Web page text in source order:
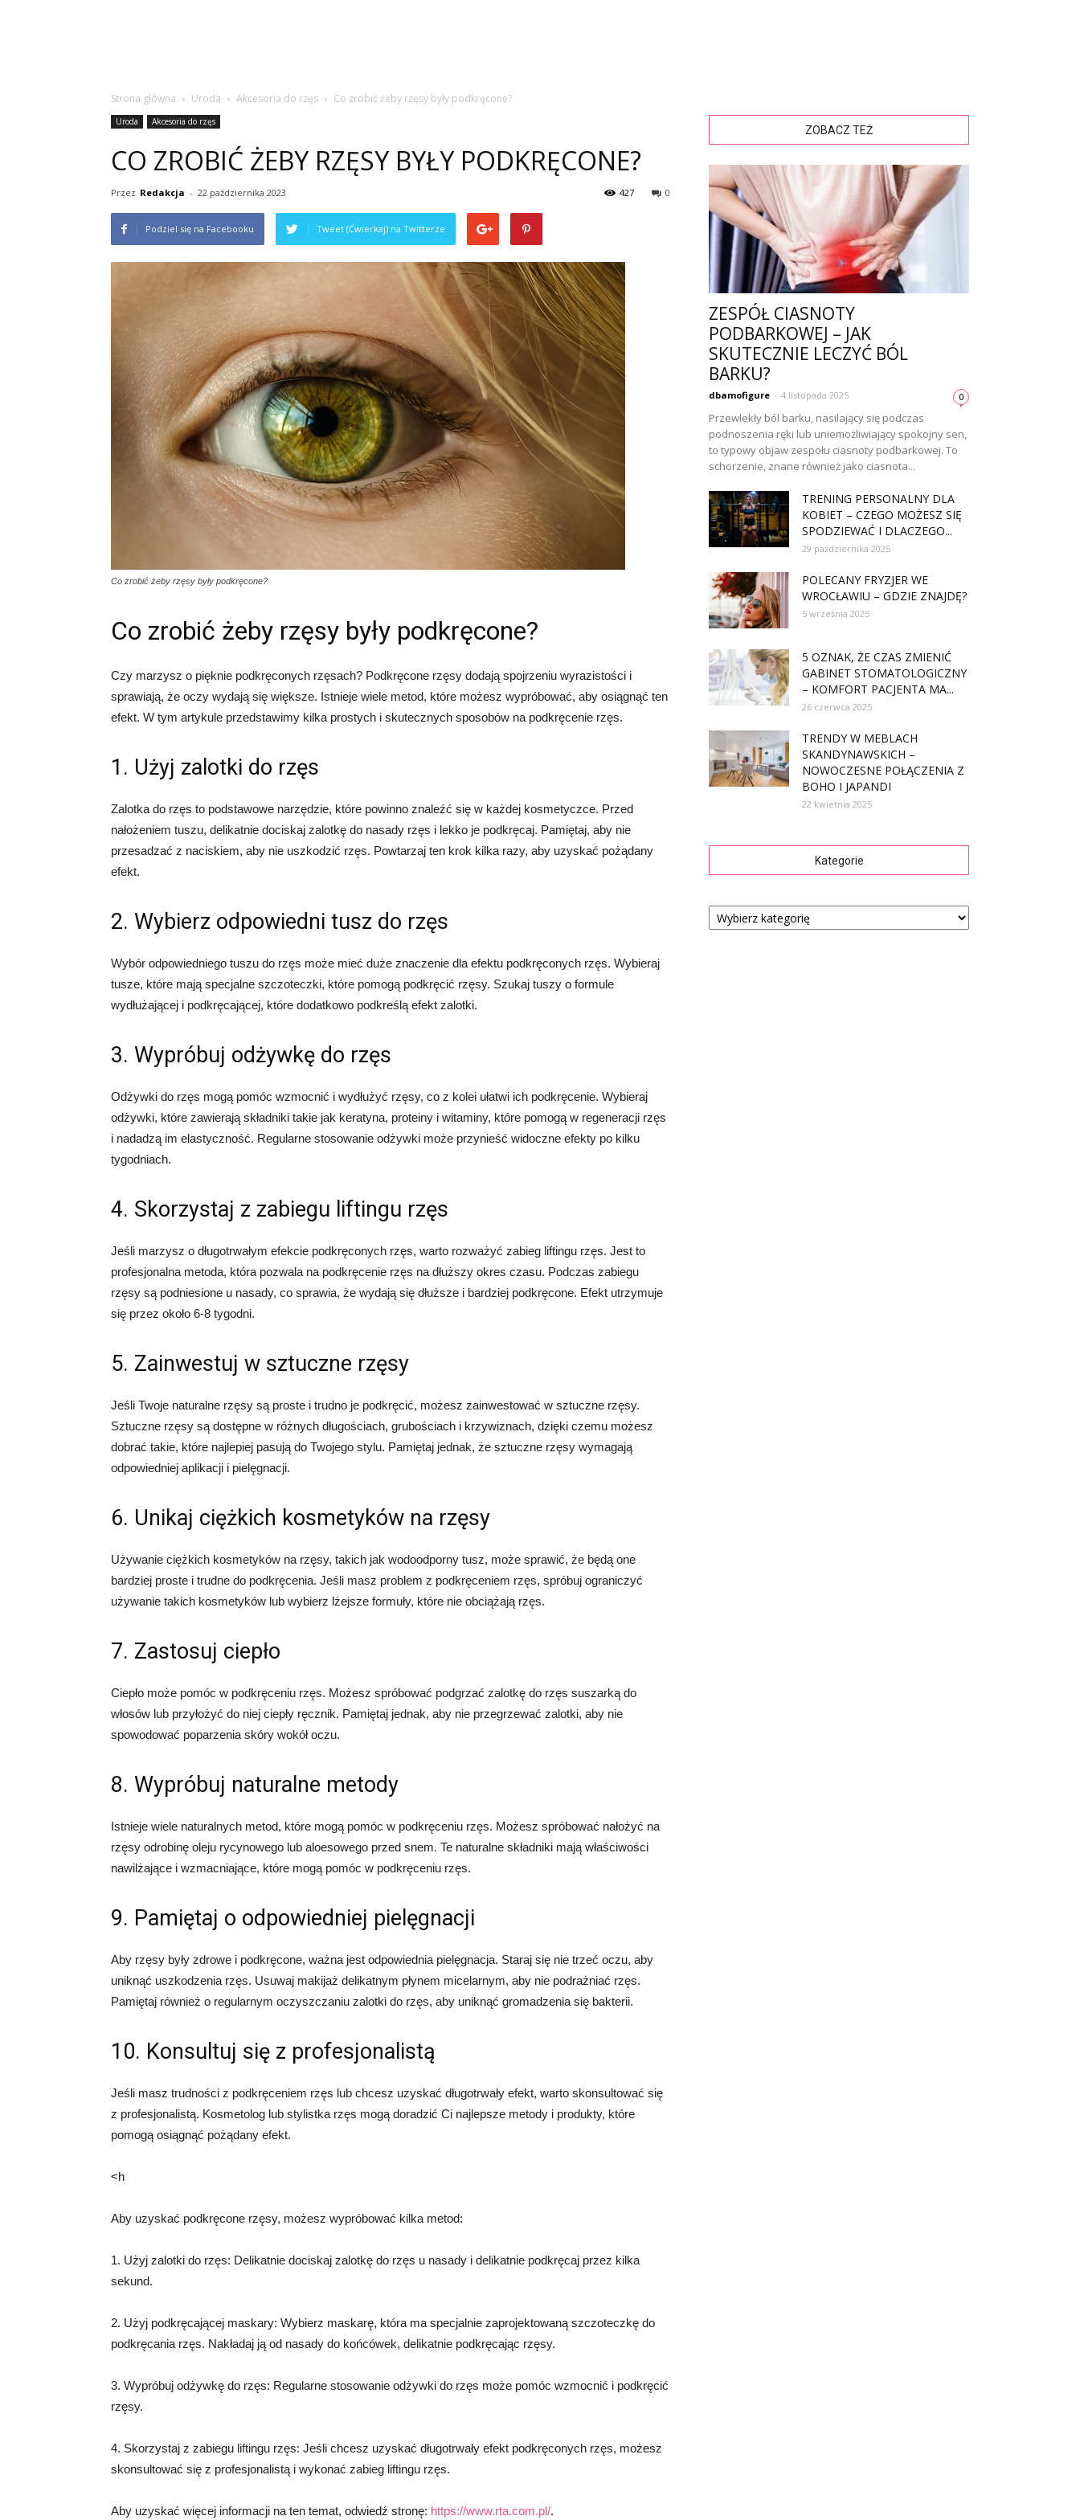
Strona główna Uroda Akcesoria do rzęs Co zrobić żeby rzęsy były podkręcone?
Uroda Akcesoria do rzęs
CO ZROBIĆ ŻEBY RZĘSY BYŁY PODKRĘCONE?
Przez Redakcja - 22 października 2023 0
427
Podziel się na Facebooku Tweet (Ćwierkaj) na Twitterze
Co zrobić żeby rzęsy były podkręcone?
Co zrobić żeby rzęsy były podkręcone?
Czy marzysz o pięknie podkręconych rzęsach? Podkręcone rzęsy dodają spojrzeniu wyrazistości i
sprawiają, że oczy wydają się większe. Istnieje wiele metod, które możesz wypróbować, aby osiągnąć ten
efekt. W tym artykule przedstawimy kilka prostych i skutecznych sposobów na podkręcenie rzęs.
1. Użyj zalotki do rzęs
Zalotka do rzęs to podstawowe narzędzie, które powinno znaleźć się w każdej kosmetyczce. Przed
nałożeniem tuszu, delikatnie dociskaj zalotkę do nasady rzęs i lekko je podkręcaj. Pamiętaj, aby nie
przesadzać z naciskiem, aby nie uszkodzić rzęs. Powtarzaj ten krok kilka razy, aby uzyskać pożądany
efekt.
2. Wybierz odpowiedni tusz do rzęs
Wybór odpowiedniego tuszu do rzęs może mieć duże znaczenie dla efektu podkręconych rzęs. Wybieraj
tusze, które mają specjalne szczoteczki, które pomogą podkręcić rzęsy. Szukaj tuszy o formule
wydłużającej i podkręcającej, które dodatkowo podkreślą efekt zalotki.
3. Wypróbuj odżywkę do rzęs
Odżywki do rzęs mogą pomóc wzmocnić i wydłużyć rzęsy, co z kolei ułatwi ich podkręcenie. Wybieraj
odżywki, które zawierają składniki takie jak keratyna, proteiny i witaminy, które pomogą w regeneracji rzęs
i nadadzą im elastyczność. Regularne stosowanie odżywki może przynieść widoczne efekty po kilku
tygodniach.
4. Skorzystaj z zabiegu liftingu rzęs
Jeśli marzysz o długotrwałym efekcie podkręconych rzęs, warto rozważyć zabieg liftingu rzęs. Jest to
profesjonalna metoda, która pozwala na podkręcenie rzęs na dłuższy okres czasu. Podczas zabiegu
rzęsy są podniesione u nasady, co sprawia, że wydają się dłuższe i bardziej podkręcone. Efekt utrzymuje
się przez około 6-8 tygodni.
5. Zainwestuj w sztuczne rzęsy
Jeśli Twoje naturalne rzęsy są proste i trudno je podkręcić, możesz zainwestować w sztuczne rzęsy.
Sztuczne rzęsy są dostępne w różnych długościach, grubościach i krzywiznach, dzięki czemu możesz
dobrać takie, które najlepiej pasują do Twojego stylu. Pamiętaj jednak, że sztuczne rzęsy wymagają
odpowiedniej aplikacji i pielęgnacji.
6. Unikaj ciężkich kosmetyków na rzęsy
Używanie ciężkich kosmetyków na rzęsy, takich jak wodoodporny tusz, może sprawić, że będą one
bardziej proste i trudne do podkręcenia. Jeśli masz problem z podkręceniem rzęs, spróbuj ograniczyć
używanie takich kosmetyków lub wybierz lżejsze formuły, które nie obciążają rzęs.
7. Zastosuj ciepło
Ciepło może pomóc w podkręceniu rzęs. Możesz spróbować podgrzać zalotkę do rzęs suszarką do
włosów lub przyłożyć do niej ciepły ręcznik. Pamiętaj jednak, aby nie przegrzewać zalotki, aby nie
spowodować poparzenia skóry wokół oczu.
8. Wypróbuj naturalne metody
Istnieje wiele naturalnych metod, które mogą pomóc w podkręceniu rzęs. Możesz spróbować nałożyć na
rzęsy odrobinę oleju rycynowego lub aloesowego przed snem. Te naturalne składniki mają właściwości
nawilżające i wzmacniające, które mogą pomóc w podkręceniu rzęs.
9. Pamiętaj o odpowiedniej pielęgnacji
Aby rzęsy były zdrowe i podkręcone, ważna jest odpowiednia pielęgnacja. Staraj się nie trzeć oczu, aby
uniknąć uszkodzenia rzęs. Usuwaj makijaż delikatnym płynem micelarnym, aby nie podrażniać rzęs.
Pamiętaj również o regularnym oczyszczaniu zalotki do rzęs, aby uniknąć gromadzenia się bakterii.
10. Konsultuj się z profesjonalistą
Jeśli masz trudności z podkręceniem rzęs lub chcesz uzyskać długotrwały efekt, warto skonsultować się
z profesjonalistą. Kosmetolog lub stylistka rzęs mogą doradzić Ci najlepsze metody i produkty, które
pomogą osiągnąć pożądany efekt.
<h
Aby uzyskać podkręcone rzęsy, możesz wypróbować kilka metod:
1. Użyj zalotki do rzęs: Delikatnie dociskaj zalotkę do rzęs u nasady i delikatnie podkręcaj przez kilka
sekund.
2. Użyj podkręcającej maskary: Wybierz maskarę, która ma specjalnie zaprojektowaną szczoteczkę do
podkręcania rzęs. Nakładaj ją od nasady do końcówek, delikatnie podkręcając rzęsy.
3. Wypróbuj odżywkę do rzęs: Regularne stosowanie odżywki do rzęs może pomóc wzmocnić i podkręcić
rzęsy.
4. Skorzystaj z zabiegu liftingu rzęs: Jeśli chcesz uzyskać długotrwały efekt podkręconych rzęs, możesz
skonsultować się z profesjonalistą i wykonać zabieg liftingu rzęs.
Aby uzyskać więcej informacji na ten temat, odwiedź stronę: https://www.rta.com.pl/.
ZOBACZ TEŻ
ZESPÓŁ CIASNOTY
PODBARKOWEJ – JAK
SKUTECZNIE LECZYĆ BÓL
BARKU?
dbamofigure - 4 listopada 2025 0
Przewlekły ból barku, nasilający się podczas
podnoszenia ręki lub uniemożliwiający spokojny sen,
to typowy objaw zespołu ciasnoty podbarkowej. To
schorzenie, znane również jako ciasnota...
TRENING PERSONALNY DLA
KOBIET – CZEGO MOŻESZ SIĘ
SPODZIEWAĆ I DLACZEGO...
29 października 2025
POLECANY FRYZJER WE
WROCŁAWIU – GDZIE ZNAJDĘ?
5 września 2025
5 OZNAK, ŻE CZAS ZMIENIĆ
GABINET STOMATOLOGICZNY
– KOMFORT PACJENTA MA...
26 czerwca 2025
TRENDY W MEBLACH
SKANDYNAWSKICH –
NOWOCZESNE POŁĄCZENIA Z
BOHO I JAPANDI
22 kwietnia 2025
Kategorie
Kategorie